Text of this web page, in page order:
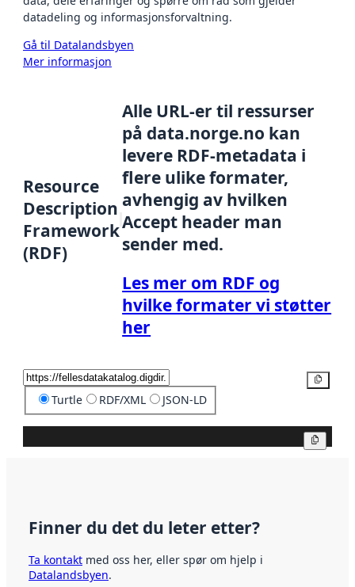
datadeling og informasjonsforvaltning.
Gå til Datalandsbyen
Mer informasjon
Resource
Description
Framework
(RDF)
Alle URL-er til ressurser
på data.norge.no kan
levere RDF-metadata i
flere ulike formater,
avhengig av hvilken
Accept header man
sender med.
Les mer om RDF og
hvilke formater vi støtter
her
Turtle RDF/XML JSON-LD
Finner du det du leter etter?
Ta kontakt med oss her, eller spør om hjelp i
Datalandsbyen.